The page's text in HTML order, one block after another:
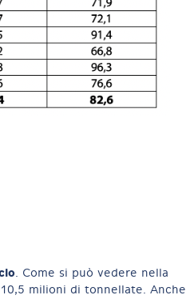
. Come si può vedere nella
milioni di tonnellate. Anche